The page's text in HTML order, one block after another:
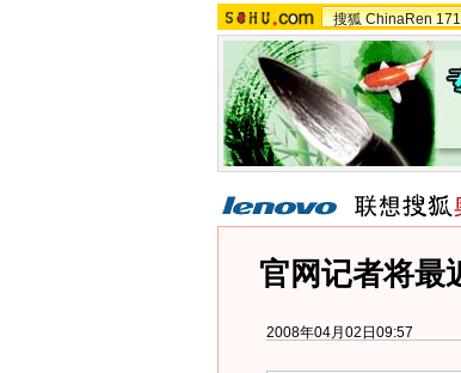
搜狐 ChinaRen
官网记者将最
2008年04月02日09:57